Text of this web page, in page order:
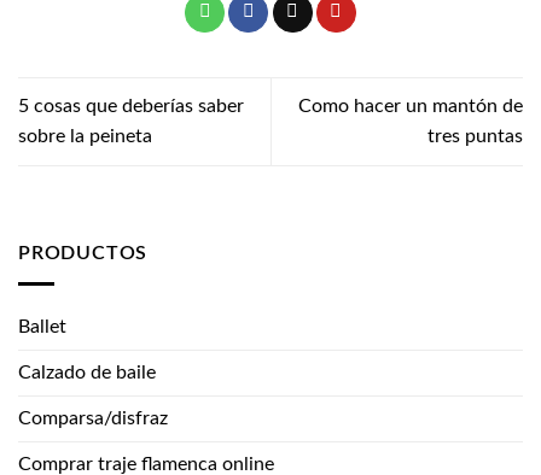
5 cosas que deberías saber
sobre la peineta
Como hacer un mantón de
tres puntas
PRODUCTOS
Ballet
Calzado de baile
Comparsa/disfraz
Comprar traje flamenca online